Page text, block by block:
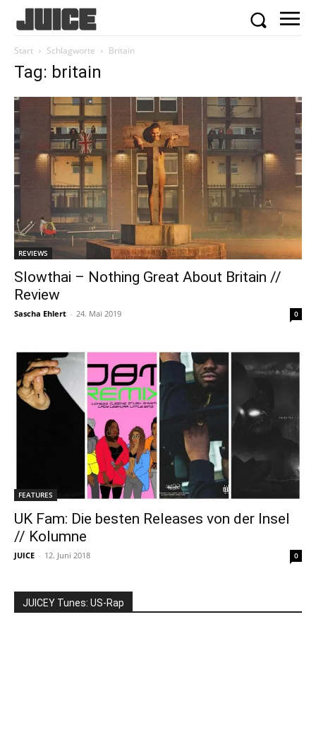
Start Schlagworte Britain
Tag: britain
REVIEWS
Slowthai – Nothing Great About Britain //
Review
Sascha Ehlert - 24. Mai 2019 0
FEATURES
UK Fam: Die besten Releases von der Insel
// Kolumne
JUICE - 12. Juni 2018 0
JUICEY Tunes: US-Rap